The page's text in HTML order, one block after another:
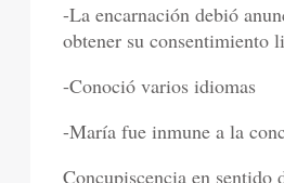
-La encarnación debió
obtener su consentimiento
-Conoció varios idiomas
-María fue inmune a la
Concupiscencia en sentido